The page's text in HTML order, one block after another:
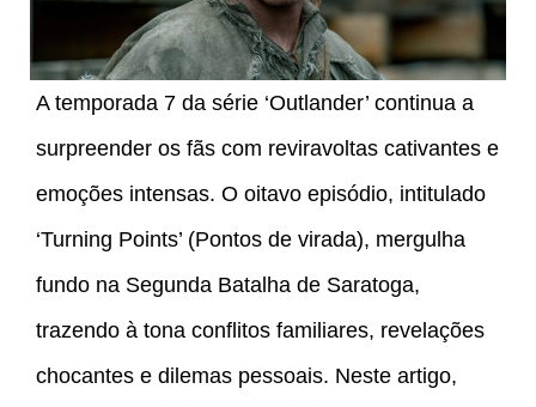
A temporada 7 da série ‘Outlander’ continua a
surpreender os fãs com reviravoltas cativantes e
emoções intensas. O oitavo episódio, intitulado
‘Turning Points’ (Pontos de virada), mergulha
fundo na Segunda Batalha de Saratoga,
trazendo à tona conflitos familiares, revelações
chocantes e dilemas pessoais. Neste artigo,